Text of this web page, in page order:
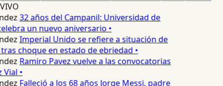
VIVO
32 años del Campanil: Universidad de
un nuevo aniversario •
Imperial Unido se refiere a situación de
choque en estado de ebriedad •
Ramiro Pavez vuelve a las convocatorias
•
Falleció a los 68 años Jorge Messi, padre